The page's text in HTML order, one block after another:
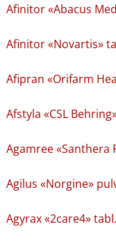
Afinitor «Abacus
Afinitor «Novartis»
Afipran «Orifarm
Afstyla «CSL
Agamree «Santhera
Agilus «Norgine»
Agyrax «2care4» tabl.